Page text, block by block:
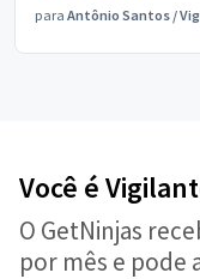
para Antônio Santos /
Você é
O GetNinjas
por mês e pode